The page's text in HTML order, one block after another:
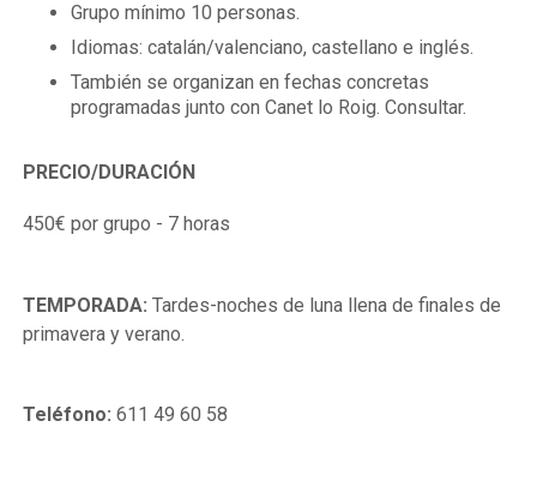
Grupo mínimo 10 personas.
Idiomas: catalán/valenciano, castellano e inglés.
También se organizan en fechas concretas
programadas junto con Canet lo Roig. Consultar.
PRECIO/DURACIÓN
450€ por grupo - 7 horas
TEMPORADA: Tardes-noches de luna llena de finales de
primavera y verano.
Teléfono:611 49 60 58